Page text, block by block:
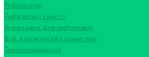
Риболовля
Рибальські снасті
Аксесуари для риболовлі
Все для монтажу оснастки
Термопродукція